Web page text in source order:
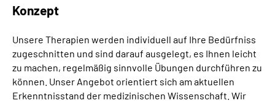
Gebärdensprache
Konzept
Unsere Therapien werden individuell auf Ihre Bedürfniss
zugeschnitten und sind darauf ausgelegt, es Ihnen leicht
zu machen, regelmäßig sinnvolle Übungen durchführen zu
können. Unser Angebot orientiert sich am aktuellen
Erkenntnisstand der medizinischen Wissenschaft. Wir